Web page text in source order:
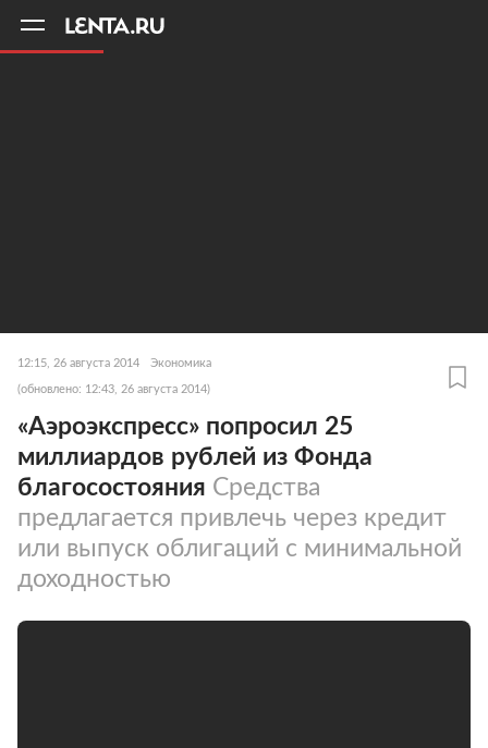
12:15, 26 августа 2014 Экономика
(обновлено: 12:43, 26 августа 2014)
«Аэроэкспресс» попросил 25
миллиардов рублей из Фонда
благосостояния Средства
предлагается привлечь через кредит
или выпуск облигаций с минимальной
доходностью